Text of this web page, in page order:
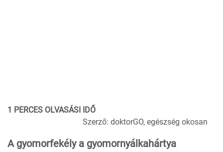
1 PERCES OLVASÁSI IDŐ
Szerző: doktorGO, egészség okosan
A gyomorfekély a gyomornyálkahártya